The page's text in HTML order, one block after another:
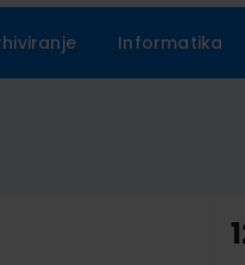
Informatika